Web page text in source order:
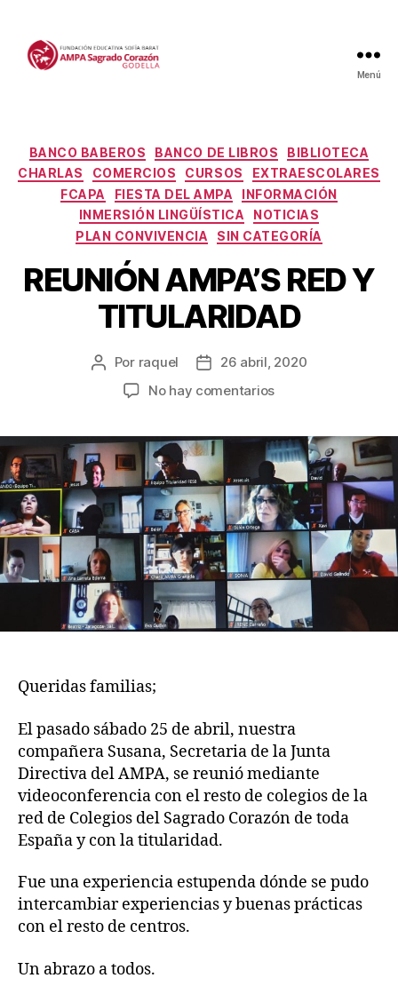
Menú
Categorías
BANCO BABEROS BANCO DE LIBROS
BIBLIOTECA
CHARLAS
COMERCIOS CURSOS
EXTRAESCOLARES
FCAPA
FIESTA DEL AMPA
INFORMACIÓN
INMERSIÓN LINGÜÍSTICA
NOTICIAS
PLAN CONVIVENCIA
SIN CATEGORÍA
REUNIÓN AMPA’S RED Y
TITULARIDAD
Autor
Por raquel
Fecha26 abril, 2020
No hay comentariosen
RED
Y
TITULARIDAD
Queridas familias;
El pasado sábado 25 de abril, nuestra
compañera Susana, Secretaria de la Junta
Directiva del AMPA, se reunió mediante
videoconferencia con el resto de colegios de la
red de Colegios del Sagrado Corazón de toda
España y con la titularidad.
Fue una experiencia estupenda dónde se pudo
intercambiar experiencias y buenas prácticas
con el resto de centros.
Un abrazo a todos.